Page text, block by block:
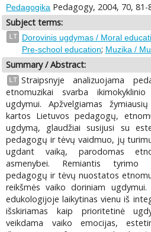
Pedagogika Pedagogy, 2004, 70, 81-
Subject terms:
LT Dorovinis ugdymas / Moral
Pre-school education; Muzika /
Summary / Abstract:
LT Straipsnyje analizuojama
etnomuzikai svarba
ugdymui. Apžvelgiamas
kartos Lietuvos pedagogų,
ugdymą, glaudžiai susijusi su
pedagogų ir tėvų vaidmuo, jų
ugdant vaiką, parodomas
asmenybei. Remiantis tyrimo
pedagogų ir tėvų nuostatos
reikšmės vaiko doriniam
edukologijoje laikytinas vienu iš
išskiriamas kaip prioritetinė
veikdama vaiko emocijas,